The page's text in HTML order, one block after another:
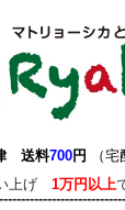
送料700円
（
上げ 1万円以上